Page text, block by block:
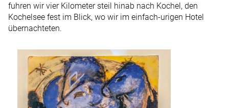
fuhren wir vier Kilometer steil hinab nach Kochel, den
Kochelsee fest im Blick, wo wir im einfach-urigen Hotel
übernachteten.